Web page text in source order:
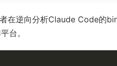
在逆向分析Claude Code的
台。